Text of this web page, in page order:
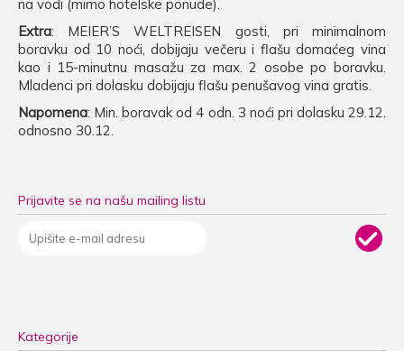
na vodi (mimo hotelske ponude).
Extra: MEIER’S WELTREISEN gosti, pri minimalnom
boravku od 10 noći, dobijaju večeru i flašu domaćeg vina
kao i 15-minutnu masažu za max. 2 osobe po boravku.
Mladenci pri dolasku dobijaju flašu penušavog vina gratis.
Napomena: Min. boravak od 4 odn. 3 noći pri dolasku 29.12.
odnosno 30.12.
Prijavite se na našu mailing listu
Kategorije